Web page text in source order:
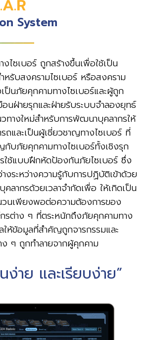
System
ไซเบอร์ ถูกสร้างขึ้นเพื่อใช้เป็น
หรับสงครามไซเบอร์ หรือสงคราม
ป็นภัยคุกคามทางไซเบอร์และผู้ถูก
นฝ่ายรุกและฝ่ายรับระบบจำลองยุทธ์
ทางใหม่สำหรับการพัฒนาบุคลากรให้
ถและเป็นผู้เชี่ยวชาญทางไซเบอร์ ที่
บภัยคุกคามทางไซเบอร์ทั้งเชิงรุก
ใช้แบบฝึกหัดป้องกันภัยไซเบอร์ ซึ่ง
งระหว่างความรู้กับการปฏิบัติเข้าด้วย
ลากรด้วยเวลาจำกัดเพื่อ ให้เกิดเป็น
นเพียงพอต่อความต้องการของ
รต่าง ๆ ที่ตระหนักถึงภัยคุกคามทาง
ให้ข้อมูลที่สำคัญถูกจารกรรมและ
ง ๆ ถูกทำลายจากผู้คุกคาม
ง่าย และเรียบง่าย”